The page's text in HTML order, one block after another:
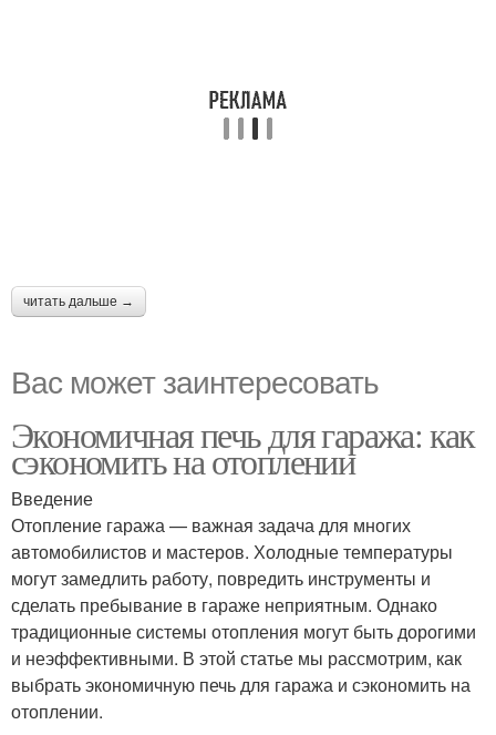
читать дальше →
Вас может заинтересовать
Экономичная печь для гаража: как
сэкономить на отоплении
Введение
Отопление гаража — важная задача для многих
автомобилистов и мастеров. Холодные температуры
могут замедлить работу, повредить инструменты и
сделать пребывание в гараже неприятным. Однако
традиционные системы отопления могут быть дорогими
и неэффективными. В этой статье мы рассмотрим, как
выбрать экономичную печь для гаража и сэкономить на
отоплении.